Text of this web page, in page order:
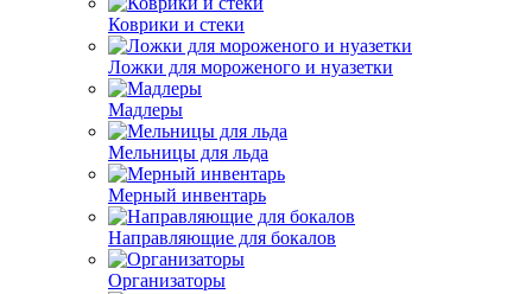
Коврики и стеки
Ложки для мороженого и нуазетки
Мадлеры
Мельницы для льда
Мерный инвентарь
Направляющие для бокалов
Организаторы